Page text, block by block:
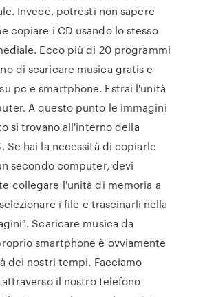
Invece, potresti non sapere
copiare i CD usando lo stesso
Ecco più di 20 programmi
di scaricare musica gratis e
pc e smartphone. Estrai l'unità
A questo punto le immagini
si trovano all'interno della
Se hai la necessità di copiarle
secondo computer, devi
collegare l'unità di memoria a
i file e trascinarli nella
Scaricare musica da
smartphone è ovviamente
dei nostri tempi. Facciamo
il nostro telefono